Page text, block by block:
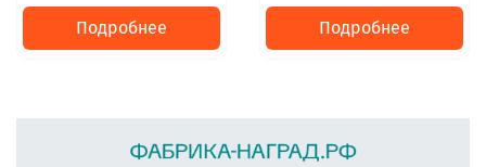
Подробнее Подробнее